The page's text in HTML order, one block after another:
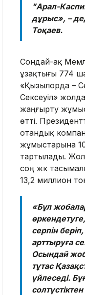
"Арал-
дұрыс», –
Тоқаев.
Сондай-ақ
ұзақтығы 774
«Қызылорда –
Сексеуіл»
жаңғырту
өтті.
отандық
жұмыстарына
тартылады.
соң жүк
13,2 миллион
«Бұл
серпін
арттыруға
Осындай
тұтас
үйлеседі.